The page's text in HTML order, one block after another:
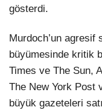
gösterdi.
Murdoch’un agresif
büyümesinde kritik
Times ve The Sun,
The New York Post
büyük gazeteleri